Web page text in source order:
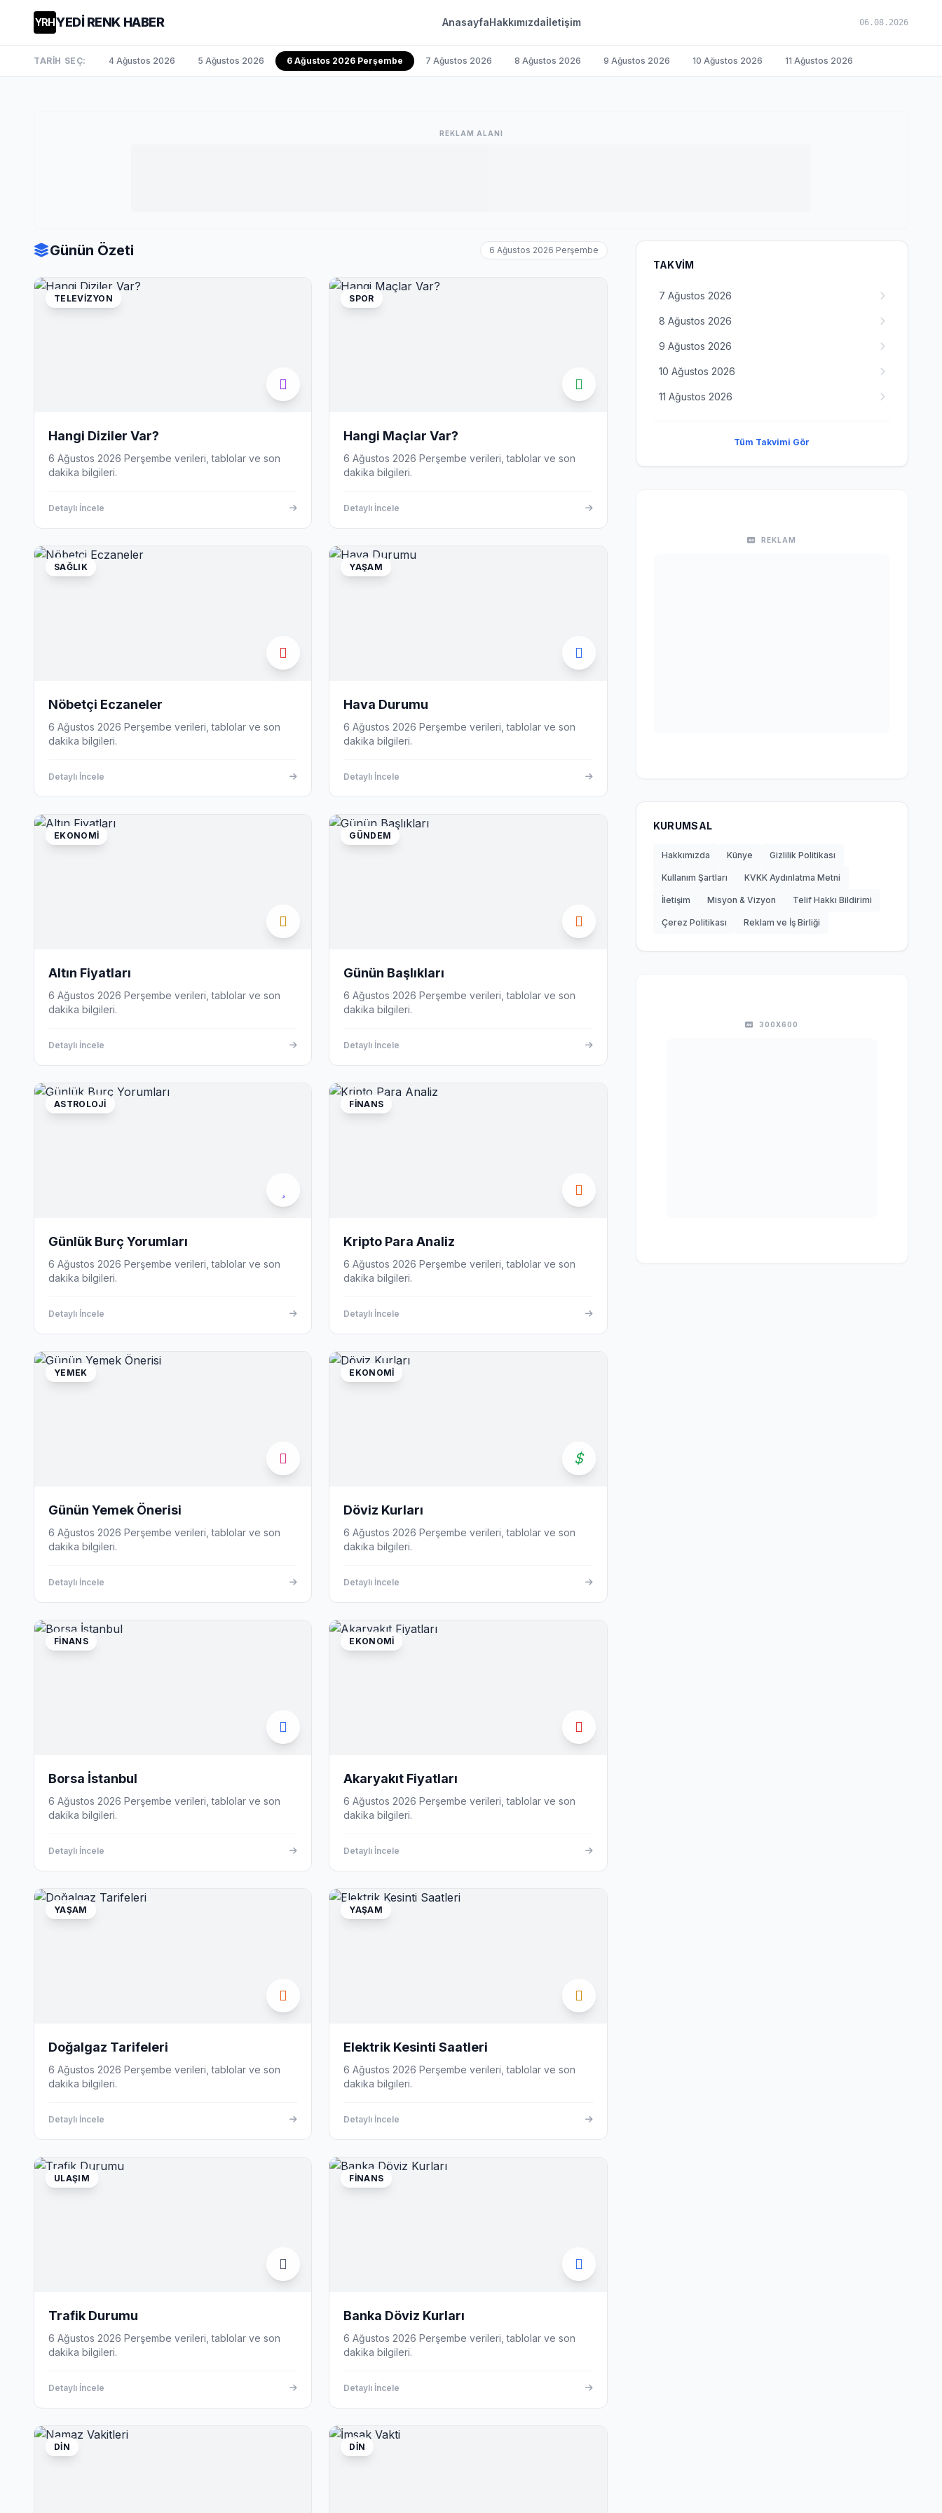
YRHYEDİ RENK HABER AnasayfaHakkımızdaİletişim 06.08.2026
TARİH SEÇ: 4 Ağustos 2026 5 Ağustos 2026 6 Ağustos 2026 Perşembe 7 Ağustos 2026 8 Ağustos 2026 9 Ağustos 2026 10 Ağustos 2026 11 Ağustos 2026
REKLAM ALANI
Günün Özeti 6 Ağustos 2026 Perşembe
TELEVIZYON
Hangi Diziler Var?
6 Ağustos 2026 Perşembe verileri, tablolar ve son
dakika bilgileri.
Detaylı İncele
SPOR
Hangi Maçlar Var?
6 Ağustos 2026 Perşembe verileri, tablolar ve son
dakika bilgileri.
Detaylı İncele
SAĞLIK
Nöbetçi Eczaneler
6 Ağustos 2026 Perşembe verileri, tablolar ve son
dakika bilgileri.
Detaylı İncele
YAŞAM
Hava Durumu
6 Ağustos 2026 Perşembe verileri, tablolar ve son
dakika bilgileri.
Detaylı İncele
EKONOMI
Altın Fiyatları
6 Ağustos 2026 Perşembe verileri, tablolar ve son
dakika bilgileri.
Detaylı İncele
GÜNDEM
Günün Başlıkları
6 Ağustos 2026 Perşembe verileri, tablolar ve son
dakika bilgileri.
Detaylı İncele
ASTROLOJI
Günlük Burç Yorumları
6 Ağustos 2026 Perşembe verileri, tablolar ve son
dakika bilgileri.
Detaylı İncele
FINANS
Kripto Para Analiz
6 Ağustos 2026 Perşembe verileri, tablolar ve son
dakika bilgileri.
Detaylı İncele
YEMEK
Günün Yemek Önerisi
6 Ağustos 2026 Perşembe verileri, tablolar ve son
dakika bilgileri.
Detaylı İncele
EKONOMI
Döviz Kurları
6 Ağustos 2026 Perşembe verileri, tablolar ve son
dakika bilgileri.
Detaylı İncele
FINANS
Borsa İstanbul
6 Ağustos 2026 Perşembe verileri, tablolar ve son
dakika bilgileri.
Detaylı İncele
EKONOMI
Akaryakıt Fiyatları
6 Ağustos 2026 Perşembe verileri, tablolar ve son
dakika bilgileri.
Detaylı İncele
YAŞAM
Doğalgaz Tarifeleri
6 Ağustos 2026 Perşembe verileri, tablolar ve son
dakika bilgileri.
Detaylı İncele
YAŞAM
Elektrik Kesinti Saatleri
6 Ağustos 2026 Perşembe verileri, tablolar ve son
dakika bilgileri.
Detaylı İncele
ULAŞIM
Trafik Durumu
6 Ağustos 2026 Perşembe verileri, tablolar ve son
dakika bilgileri.
Detaylı İncele
FINANS
Banka Döviz Kurları
6 Ağustos 2026 Perşembe verileri, tablolar ve son
dakika bilgileri.
Detaylı İncele
DIN DIN
TAKVIM
7 Ağustos 2026
8 Ağustos 2026
9 Ağustos 2026
10 Ağustos 2026
11 Ağustos 2026
Tüm Takvimi Gör
REKLAM
KURUMSAL
Hakkımızda Künye Gizlilik Politikası
Kullanım Şartları KVKK Aydınlatma Metni
İletişim Misyon & Vizyon Telif Hakkı Bildirimi
Çerez Politikası Reklam ve İş Birliği
300X600